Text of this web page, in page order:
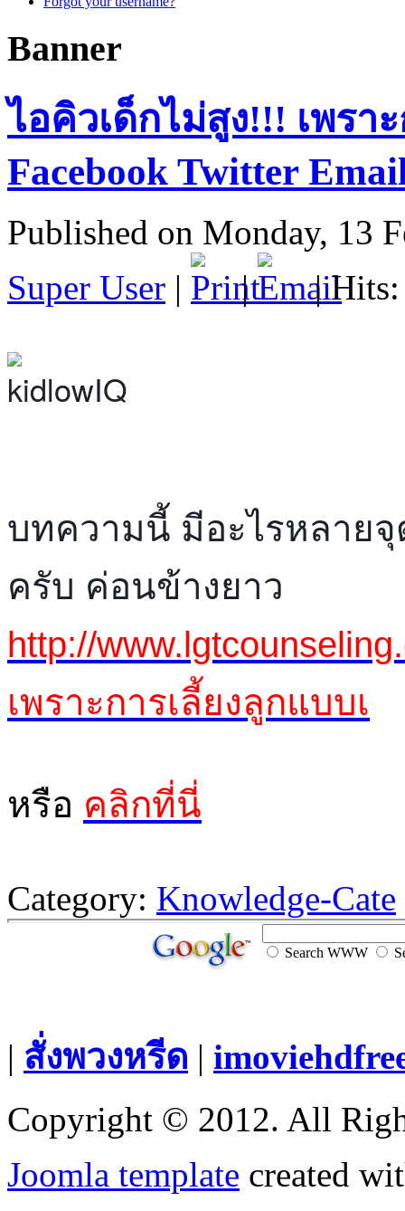
Banner
ไอคิวเด็กไม่สูง!!! เพรา
Facebook Twitter
Published on Monday, 13
Super User | | | Hits:
บทความนี้ มีอะไรหลาย
ครับ ค่อนข้างยาว
http://
เพราะการเลี้ยงลูกแบบเ
หรือ คลิกที่นี่
Category: Knowledge-Cate
Search WWW
| สั่งพวงหรีด |
Copyright © 2012. All
Joomla template created